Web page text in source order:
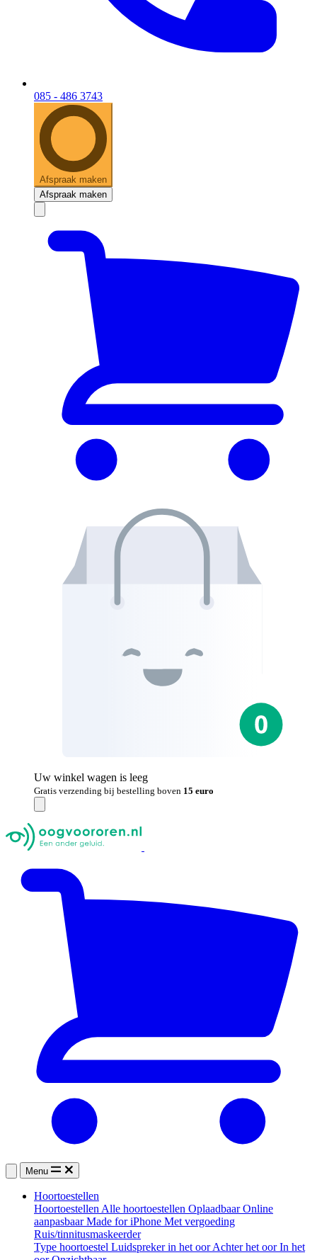
085 - 486 3743
Afspraak maken
Afspraak maken
Uw winkel wagen is leeg
Gratis verzending bij bestelling boven 15 euro
Menu
Hoortoestellen
HoortoestellenAlle hoortoestellen OplaadbaarOnline
aanpasbaarMade for iPhone Met vergoeding
Ruis/tinnitusmaskeerder
Type hoortoestel Luidspreker in het oorAchter het oorIn het